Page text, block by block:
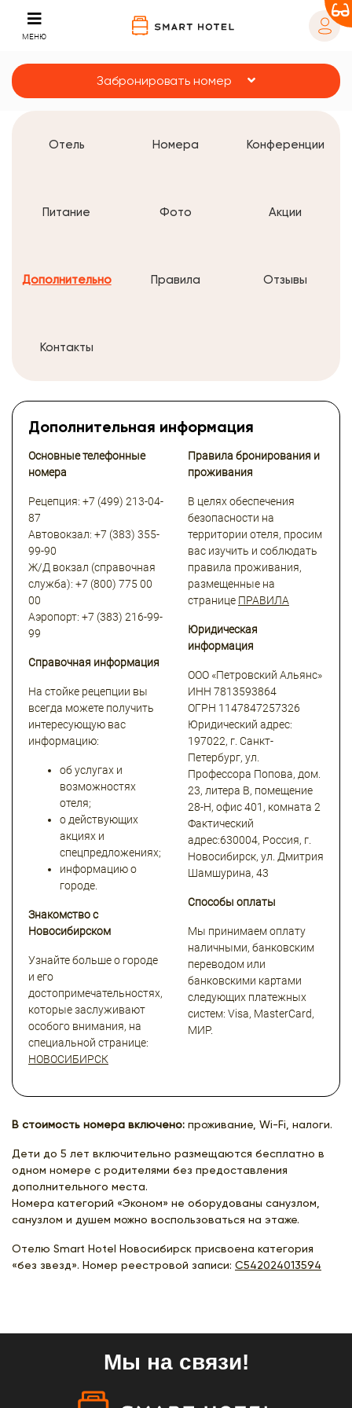
МЕНЮ
Забронировать номер
Отель Номера Конференции
Питание Фото Акции
Дополнительно Правила Отзывы
Контакты
Дополнительная информация
Основные телефонные
номера
Рецепция: +7 (499) 213-04-
87
Автовокзал: +7 (383) 355-
99-90
Ж/Д вокзал (справочная
служба): +7 (800) 775 00
00
Аэропорт: +7 (383) 216-99-
99
Справочная информация
На стойке рецепции вы
всегда можете получить
интересующую вас
информацию:
об услугах и
возможностях
отеля;
о действующих
акциях и
спецпредложениях;
информацию о
городе.
Знакомство с
Новосибирском
Узнайте больше о городе
и его
достопримечательностях,
которые заслуживают
особого внимания, на
специальной странице:
НОВОСИБИРСК
Правила бронирования и
проживания
В целях обеспечения
безопасности на
территории отеля, просим
вас изучить и соблюдать
правила проживания,
размещенные на
странице ПРАВИЛА
Юридическая
информация
ООО «Петровский Альянс»
ИНН 7813593864
ОГРН 1147847257326
Юридический адрес:
197022, г. Санкт-
Петербург, ул.
Профессора Попова, дом.
23, литера В, помещение
28-Н, офис 401, комната 2
Фактический
адрес:630004, Россия, г.
Новосибирск, ул. Дмитрия
Шамшурина, 43
Способы оплаты
Мы принимаем оплату
наличными, банковским
переводом или
банковскими картами
следующих платежных
систем: Visa, MasterCard,
МИР.
В стоимость номера включено: проживание, Wi-Fi, налоги.
Дети до 5 лет включительно размещаются бесплатно в
одном номере с родителями без предоставления
дополнительного места.
Номера категорий «Эконом» не оборудованы санузлом,
санузлом и душем можно воспользоваться на этаже.
Отелю Smart Hotel Новосибирск присвоена категория
«без звезд». Номер реестровой записи: С542024013594
Мы на связи!